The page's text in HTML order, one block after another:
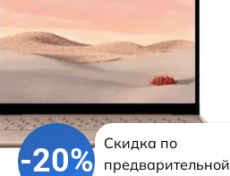
-20%
Скидка по
предварительной